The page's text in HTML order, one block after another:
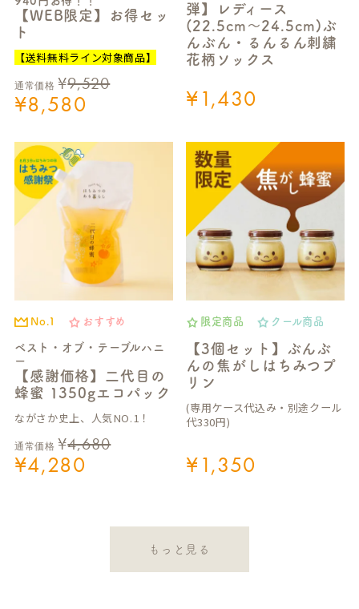
【WEB限定】お得セッ
ト
【送料無料ライン対象商品】
通常価格 ¥9,520
¥8,580
弾】レディース
(22.5cm～24.5cm)ぶ
んぶん・るんるん刺繍
花柄ソックス
¥1,430
No.1 おすすめ
ベスト・オブ・テーブルハニ
ー
【感謝価格】二代目の
蜂蜜 1350gエコパック
ながさか史上、人気NO.1！
通常価格 ¥4,680
¥4,280
限定商品 クール商品
【3個セット】ぶんぶ
んの焦がしはちみつプ
リン
(専用ケース代込み・別途クール
代330円)
¥1,350
もっと見る